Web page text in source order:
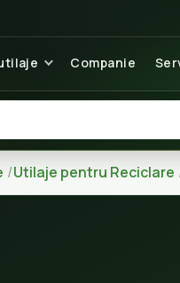
Companie
Utilaje pentru Reciclare